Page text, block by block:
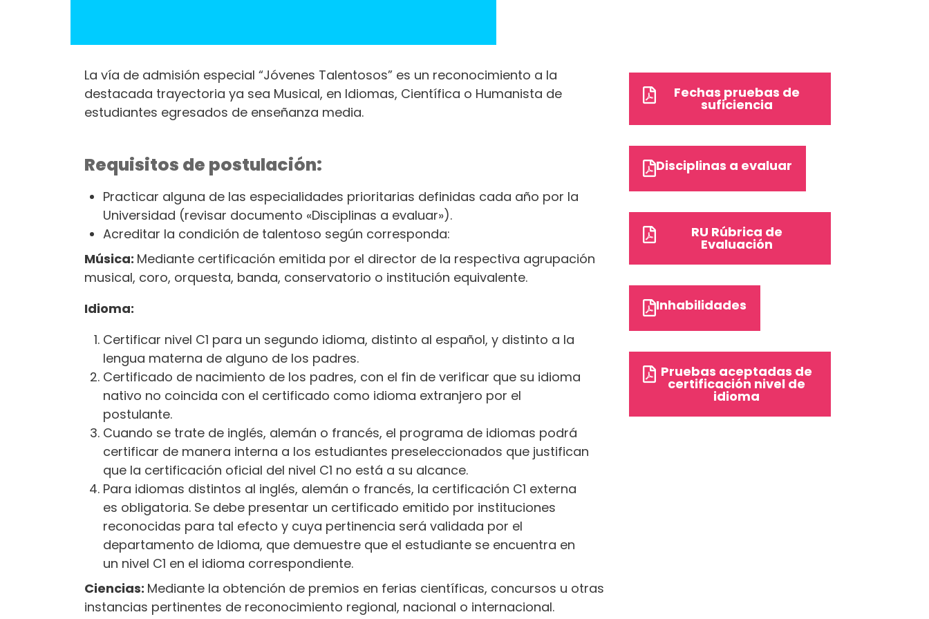
La vía de admisión especial “Jóvenes Talentosos” es un reconocimiento a la
destacada trayectoria ya sea Musical, en Idiomas, Científica o Humanista de
estudiantes egresados de enseñanza media.
Requisitos de postulación:
Practicar alguna de las especialidades prioritarias definidas cada año por la
Universidad (revisar documento «Disciplinas a evaluar»).
Acreditar la condición de talentoso según corresponda:
Música: Mediante certificación emitida por el director de la respectiva agrupación
musical, coro, orquesta, banda, conservatorio o institución equivalente.
Idioma:
Certificar nivel C1 para un segundo idioma, distinto al español, y distinto a la
lengua materna de alguno de los padres.
Certificado de nacimiento de los padres, con el fin de verificar que su idioma
nativo no coincida con el certificado como idioma extranjero por el
postulante.
Cuando se trate de inglés, alemán o francés, el programa de idiomas podrá
certificar de manera interna a los estudiantes preseleccionados que justifican
que la certificación oficial del nivel C1 no está a su alcance.
Para idiomas distintos al inglés, alemán o francés, la certificación C1 externa
es obligatoria. Se debe presentar un certificado emitido por instituciones
reconocidas para tal efecto y cuya pertinencia será validada por el
departamento de Idioma, que demuestre que el estudiante se encuentra en
un nivel C1 en el idioma correspondiente.
Ciencias: Mediante la obtención de premios en ferias científicas, concursos u otras
instancias pertinentes de reconocimiento regional, nacional o internacional.
Fechas pruebas de
suficiencia
Disciplinas a evaluar
RU Rúbrica de
Evaluación
Inhabilidades
Pruebas aceptadas de
certificación nivel de
idioma